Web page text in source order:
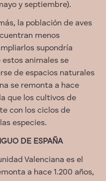
y septiembre).
la población de aves
menos
supondría
estos animales se
de espacios naturales
se remonta a hace
que los cultivos de
con los ciclos de
especies.
DE ESPAÑA
Valenciana es el
a hace 1.200 años,